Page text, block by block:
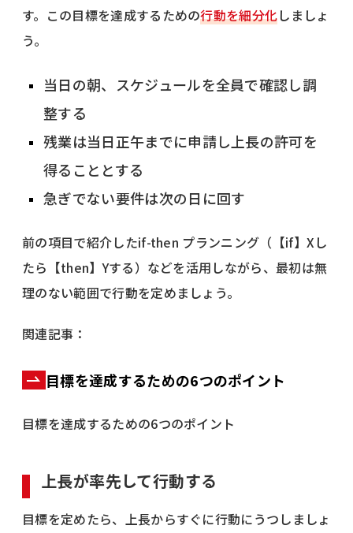
す。この目標を達成するための行動を細分化しましょ
う。
当日の朝、スケジュールを全員で確認し調
整する
残業は当日正午までに申請し上長の許可を
得ることとする
急ぎでない要件は次の日に回す
前の項目で紹介したif-then プランニング（【if】Xし
たら【then】Yする）などを活用しながら、最初は無
理のない範囲で行動を定めましょう。
関連記事：
目標を達成するための6つのポイント
目標を達成するための6つのポイント
上長が率先して行動する
目標を定めたら、上長からすぐに行動にうつしましょ